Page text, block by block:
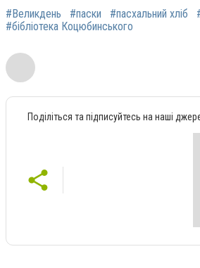
#Великдень #паски #пасхальний хліб
#бібліотека Коцюбинського
Поділіться та підписуйтесь на наші